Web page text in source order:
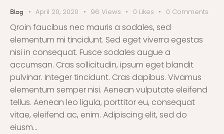
Blog April 20, 2020 96 Views 0 Likes 0 Comments
Qroin faucibus nec mauris a sodales, sed
elementum mi tincidunt. Sed eget viverra egestas
nisi in consequat. Fusce sodales augue a
accumsan. Cras sollicitudin, ipsum eget blandit
pulvinar. Integer tincidunt. Cras dapibus. Vivamus
elementum semper nisi. Aenean vulputate eleifend
tellus. Aenean leo ligula, porttitor eu, consequat
vitae, eleifend ac, enim. Adipiscing elit, sed do
eiusm…